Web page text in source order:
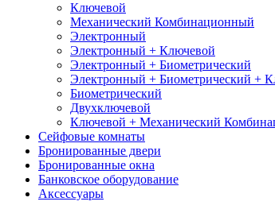
Ключевой
Механический Комбинационный
Электронный
Электронный + Ключевой
Электронный + Биометрический
Электронный + Биометрический +
Биометрический
Двухключевой
Ключевой + Механический
Сейфовые комнаты
Бронированные двери
Бронированные окна
Банковское оборудование
Аксессуары